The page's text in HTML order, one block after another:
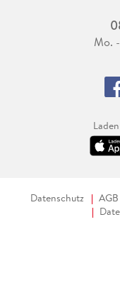
Mo.
Datenschutz AGB